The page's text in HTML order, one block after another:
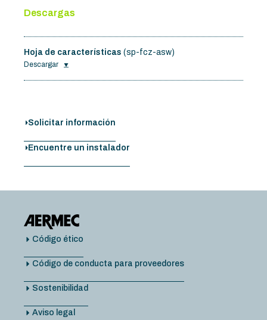
Descargas
Hoja de características (sp-fcz-asw)
Descargar
Solicitar información
Encuentre un instalador
Código ético
Código de conducta para proveedores
Sostenibilidad
Aviso legal